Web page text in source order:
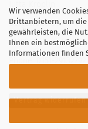
Wir verwenden
Drittanbietern, um
gewährleisten, die
Ihnen ein
Informationen finden
Bergstraße 39
97299 Zell am Main
Vertrag widerrufen